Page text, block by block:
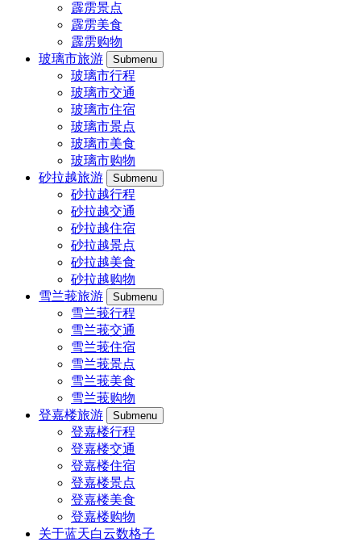
霹雳景点
霹雳美食
霹雳购物
玻璃市旅游
Submenu
玻璃市行程
玻璃市交通
玻璃市住宿
玻璃市景点
玻璃市美食
玻璃市购物
砂拉越旅游
Submenu
砂拉越行程
砂拉越交通
砂拉越住宿
砂拉越景点
砂拉越美食
砂拉越购物
雪兰莪旅游
Submenu
雪兰莪行程
雪兰莪交通
雪兰莪住宿
雪兰莪景点
雪兰莪美食
雪兰莪购物
登嘉楼旅游
Submenu
登嘉楼行程
登嘉楼交通
登嘉楼住宿
登嘉楼景点
登嘉楼美食
登嘉楼购物
关于蓝天白云数格子